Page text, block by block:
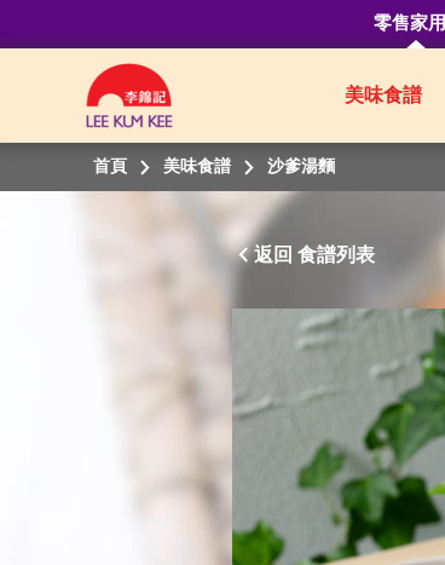
零售家用
美味食譜
首頁 美味食譜 沙爹湯麵
返回